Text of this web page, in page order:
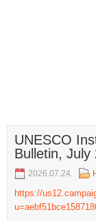
UNESCO
Bulletin, July
2026.07.24.
https://